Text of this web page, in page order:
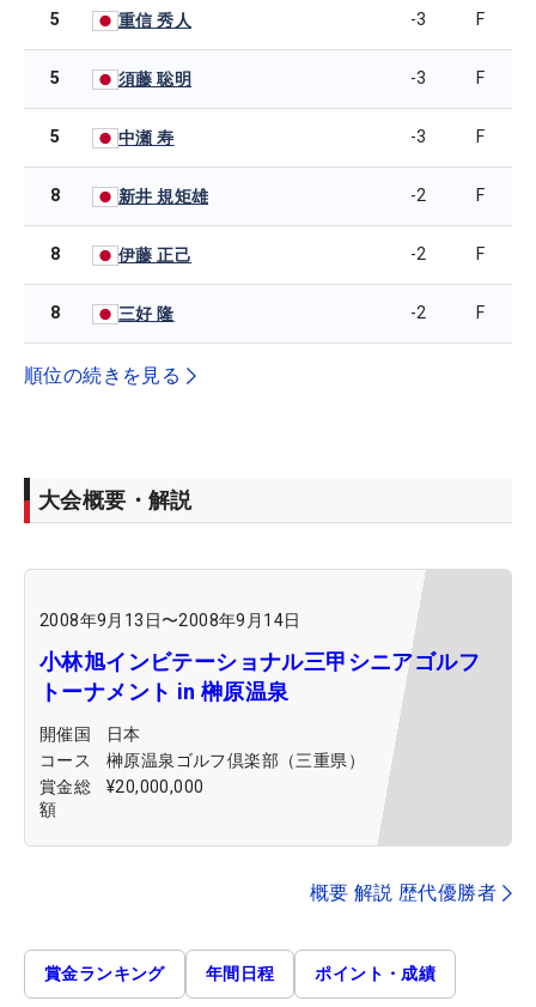
5 重信 秀人 -3 F
5 須藤 聡明 -3 F
5 中瀬 寿 -3 F
8 新井 規矩雄 -2 F
8 伊藤 正己 -2 F
8 三好 隆 -2 F
順位の続きを見る
大会概要・解説
2008年9月13日〜2008年9月14日
小林旭インビテーショナル三甲シニアゴルフ
トーナメント in 榊原温泉
開催国
日本
コース
榊原温泉ゴルフ倶楽部（三重県）
賞金総
額
¥20,000,000
概要 解説 歴代優勝者
賞金ランキング 年間日程 ポイント・成績